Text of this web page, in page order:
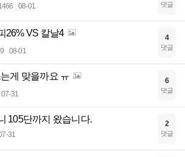
08-01 댓글
26% VS 칼날4
08-01
4
댓글
게 맞을까요 ㅠ
07-31
6
댓글
105단까지 왔습니다.
31
2
댓글